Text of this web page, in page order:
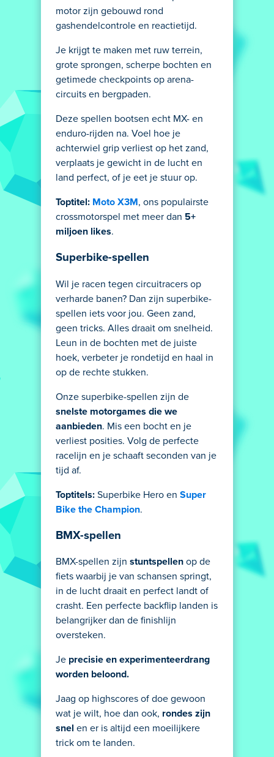
motor zijn gebouwd rond
gashendelcontrole en reactietijd.
Je krijgt te maken met ruw terrein,
grote sprongen, scherpe bochten en
getimede checkpoints op arena-
circuits en bergpaden.
Deze spellen bootsen echt MX- en
enduro-rijden na. Voel hoe je
achterwiel grip verliest op het zand,
verplaats je gewicht in de lucht en
land perfect, of je eet je stuur op.
Toptitel: Moto X3M , ons populairste
crossmotorspel met meer dan 5+
miljoen likes.
Superbike-spellen
Wil je racen tegen circuitracers op
verharde banen? Dan zijn superbike-
spellen iets voor jou. Geen zand,
geen tricks. Alles draait om snelheid.
Leun in de bochten met de juiste
hoek, verbeter je rondetijd en haal in
op de rechte stukken.
Onze superbike-spellen zijn de
snelste motorgames die we
aanbieden. Mis een bocht en je
verliest posities. Volg de perfecte
racelijn en je schaaft seconden van je
tijd af.
Toptitels: Superbike Hero en Super
Bike the Champion.
BMX-spellen
BMX-spellen zijn stuntspellen op de
fiets waarbij je van schansen springt,
in de lucht draait en perfect landt of
crasht. Een perfecte backflip landen is
belangrijker dan de finishlijn
oversteken.
Je precisie en experimenteerdrang
worden beloond.
Jaag op highscores of doe gewoon
wat je wilt, hoe dan ook, rondes zijn
snel en er is altijd een moeilijkere
trick om te landen.